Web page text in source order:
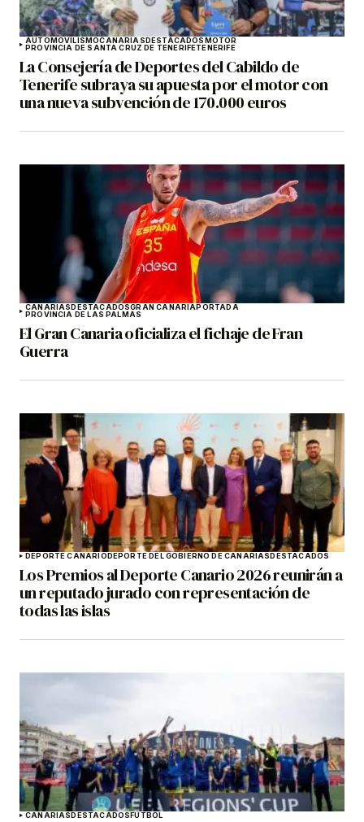
AUTOMOVILISMOCANARIASDESTACADOSMOTOR
PROVINCIA DE SANTA CRUZ DE TENERIFETENERIFE
La Consejería de Deportes del Cabildo de
Tenerife subraya su apuesta por el motor con
una nueva subvención de 170.000 euros
CANARIASDESTACADOSGRAN CANARIAPORTADA
PROVINCIA DE LAS PALMAS
El Gran Canaria oficializa el fichaje de Fran
Guerra
DEPORTE CANARIODEPORTE DEL GOBIERNO DE CANARIASDESTACADOS
Los Premios al Deporte Canario 2026 reunirán a
un reputado jurado con representación de
todas las islas
CANARIASDESTACADOSFÚTBOL